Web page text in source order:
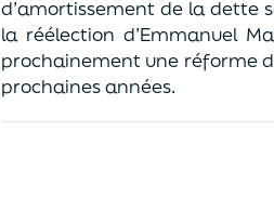
d’amortissement de la dette
la réélection d’Emmanuel
prochainement une réforme
prochaines années.